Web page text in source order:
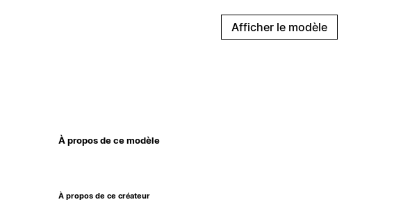
Afficher le modèle
À propos de ce modèle
À propos de ce créateur